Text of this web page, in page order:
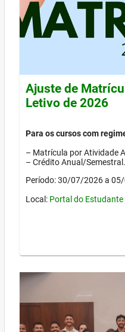
Ajuste de
Letivo de 2026
Para os cursos com
– Matrícula por Atividade
– Crédito Anual/Semestral.
Período: 30/07/2026 a
Local: Portal do